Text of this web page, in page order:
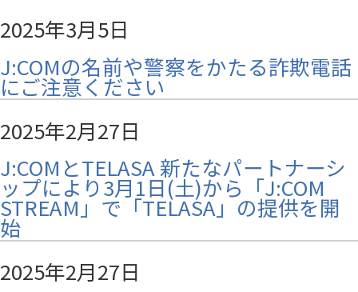
2025年3月5日
J:COMの名前や警察をかたる詐欺電話
にご注意ください
2025年2月27日
J:COMとTELASA 新たなパートナーシ
ップにより3月1日(土)から「J:COM
STREAM」で「TELASA」の提供を開
始
2025年2月27日